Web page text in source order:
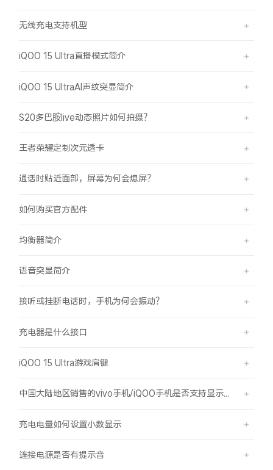
无线充电支持机型
iQOO 15 Ultra直播模式简介
iQOO 15 UltraAI声纹突显简介
S20多巴胺live动态照片如何拍摄？
王者荣耀定制次元透卡
通话时贴近面部，屏幕为何会熄屏？
如何购买官方配件
均衡器简介
语音突显简介
接听或挂断电话时，手机为何会振动？
充电器是什么接口
iQOO 15 Ultra游戏肩键
中国大陆地区销售的vivo手机/iQOO手机是否支持显示国外号码的归属地信息？
充电电量如何设置小数显示
连接电源是否有提示音